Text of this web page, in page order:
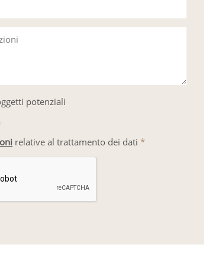
potenziali
relative al trattamento dei dati *